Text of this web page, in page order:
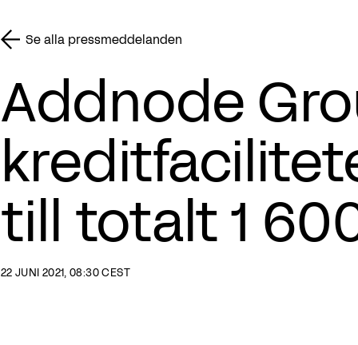
Se alla pressmeddelanden
Addnode
till totalt 1
22 JUNI 2021, 08:30 CEST